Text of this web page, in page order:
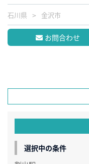
石川県 金沢市
お問合わせ
選択中の条件